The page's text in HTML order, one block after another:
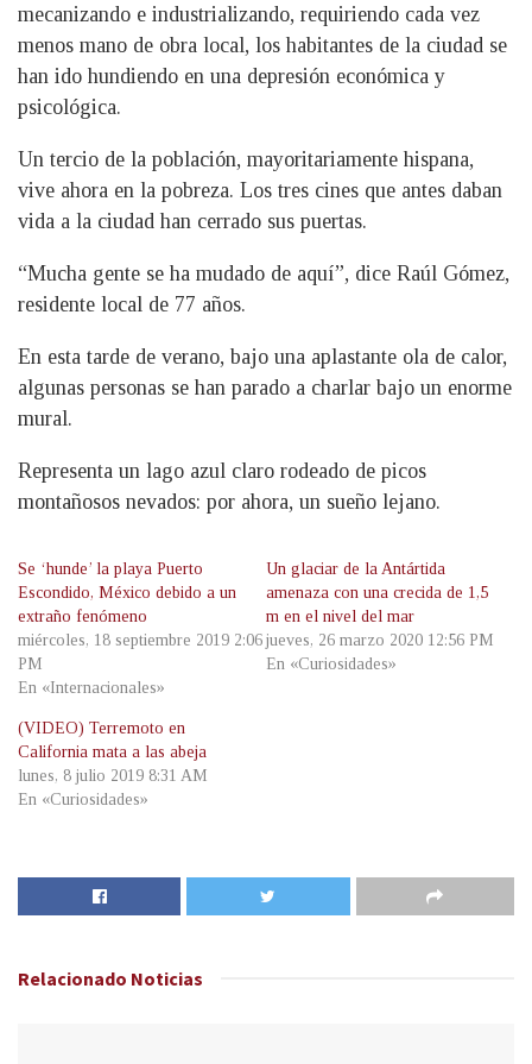
mecanizando e industrializando, requiriendo cada vez
menos mano de obra local, los habitantes de la ciudad se
han ido hundiendo en una depresión económica y
psicológica.
Un tercio de la población, mayoritariamente hispana,
vive ahora en la pobreza. Los tres cines que antes daban
vida a la ciudad han cerrado sus puertas.
“Mucha gente se ha mudado de aquí”, dice Raúl Gómez,
residente local de 77 años.
En esta tarde de verano, bajo una aplastante ola de calor,
algunas personas se han parado a charlar bajo un enorme
mural.
Representa un lago azul claro rodeado de picos
montañosos nevados: por ahora, un sueño lejano.
Se ‘hunde’ la playa Puerto
Escondido, México debido a un
extraño fenómeno
miércoles, 18 septiembre 2019 2:06
PM
En «Internacionales»
Un glaciar de la Antártida
amenaza con una crecida de 1,5
m en el nivel del mar
jueves, 26 marzo 2020 12:56 PM
En «Curiosidades»
(VIDEO) Terremoto en
California mata a las abeja
lunes, 8 julio 2019 8:31 AM
En «Curiosidades»
Relacionado Noticias